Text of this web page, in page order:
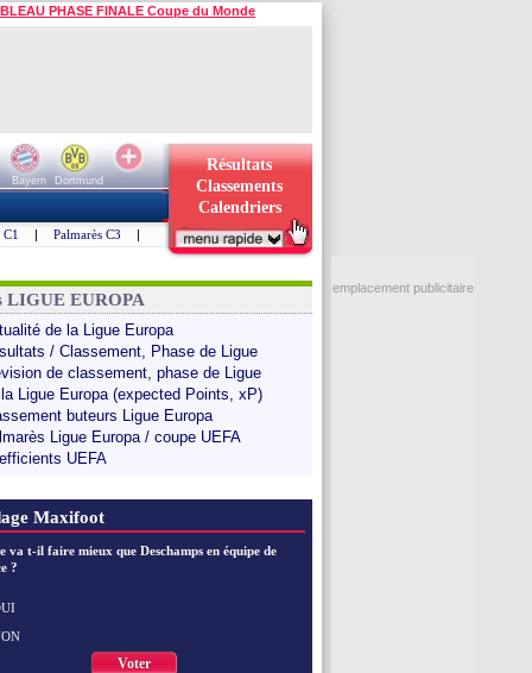
PHASE FINALE Coupe du Monde
Bayern
Dortmund
Résultats
Classements
Calendriers
C1 | Palmarès C3 |
LIGUE EUROPA
de la Ligue Europa
/ Classement, Phase de Ligue
de classement, phase de Ligue
Ligue Europa (expected Points, xP)
buteurs Ligue Europa
Ligue Europa / coupe UEFA
UEFA
Maxifoot
va t-il faire mieux que Deschamps en équipe de
?
Voter
emplacement publicitaire